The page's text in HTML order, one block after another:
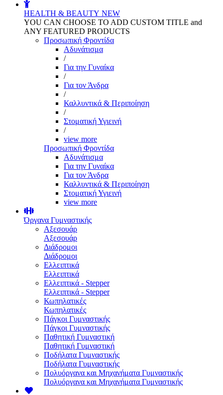
HEALTH & BEAUTY NEW
YOU CAN CHOOSE TO ADD CUSTOM TITLE and
ANY FEATURED PRODUCTS
Προσωπική Φροντίδα
Αδυνάτισμα
/
Για την Γυναίκα
/
Για τον Άνδρα
/
Καλλυντικά & Περιποίηση
/
Στοματική Υγιεινή
/
view more
Προσωπική Φροντίδα
Αδυνάτισμα
Για την Γυναίκα
Για τον Άνδρα
Καλλυντικά & Περιποίηση
Στοματική Υγιεινή
view more
Όργανα Γυμναστικής
Αξεσουάρ
Αξεσουάρ
Διάδρομοι
Διάδρομοι
Ελλειπτικά
Ελλειπτικά
Ελλειπτικά - Stepper
Ελλειπτικά - Stepper
Κωπηλατικές
Κωπηλατικές
Πάγκοι Γυμναστικής
Πάγκοι Γυμναστικής
Παθητική Γυμναστική
Παθητική Γυμναστική
Ποδήλατα Γυμναστικής
Ποδήλατα Γυμναστικής
Πολυόργανα και Μηχανήματα Γυμναστικής
Πολυόργανα και Μηχανήματα Γυμναστικής